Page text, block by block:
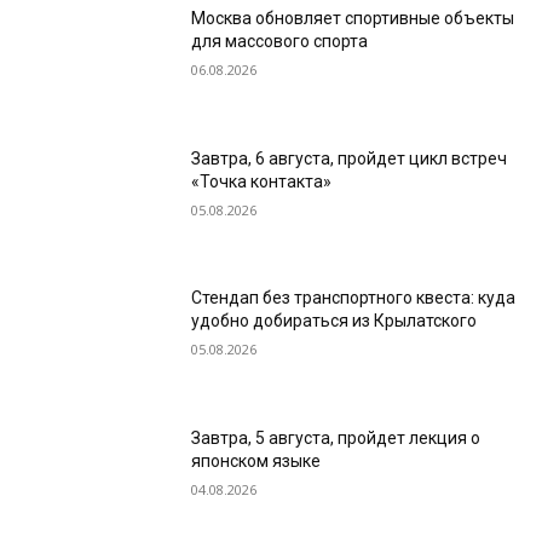
Москва обновляет спортивные объекты
для массового спорта
06.08.2026
Завтра, 6 августа, пройдет цикл встреч
«Точка контакта»
05.08.2026
Стендап без транспортного квеста: куда
удобно добираться из Крылатского
05.08.2026
Завтра, 5 августа, пройдет лекция о
японском языке
04.08.2026